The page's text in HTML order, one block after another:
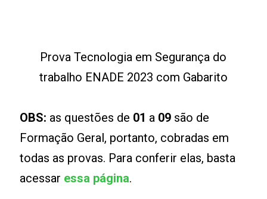
Prova Tecnologia em Segurança do
trabalho ENADE 2023 com Gabarito
OBS: as questões de 01 a 09 são de
Formação Geral, portanto, cobradas em
todas as provas. Para conferir elas, basta
acessar essa página.